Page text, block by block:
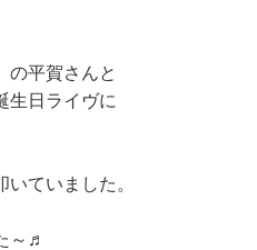
の平賀さんと
生日ライヴに
ていました。
～♬